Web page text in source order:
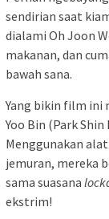
sendirian saat
dialami Oh Joon
makanan, dan
bawah sana.
Yang bikin film ini
Yoo Bin (Park
Menggunakan
jemuran, mereka
sama suasana
ekstrim!